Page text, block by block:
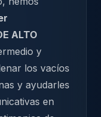
ALTO
y
los vacíos
y ayudarles
en